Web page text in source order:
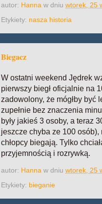
autor: Hanna w dniu wtorek, 25
Etykiety: nasza historia
Biegacz
W ostatni weekend Jędrek
pierwszy biegł oficjalnie na
zadowolony, że mógłby być
zupełnie bez znaczenia
były jakieś 3 osoby, a teraz
jeszcze chyba ze 100
chłopcy biegają. Tylko
przyjemnością i rozrywką.
autor: Hanna w dniu wtorek, 25
Etykiety: bieganie